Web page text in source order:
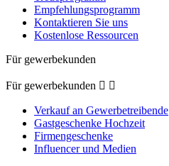
Empfehlungsprogramm
Kontaktieren Sie uns
Kostenlose Ressourcen
Für gewerbekunden
Für gewerbekunden  
Verkauf an Gewerbetreibende
Gastgeschenke Hochzeit
Firmengeschenke
Influencer und Medien